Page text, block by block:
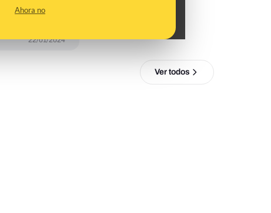
Ahora no
22/01/2024
Ver todos